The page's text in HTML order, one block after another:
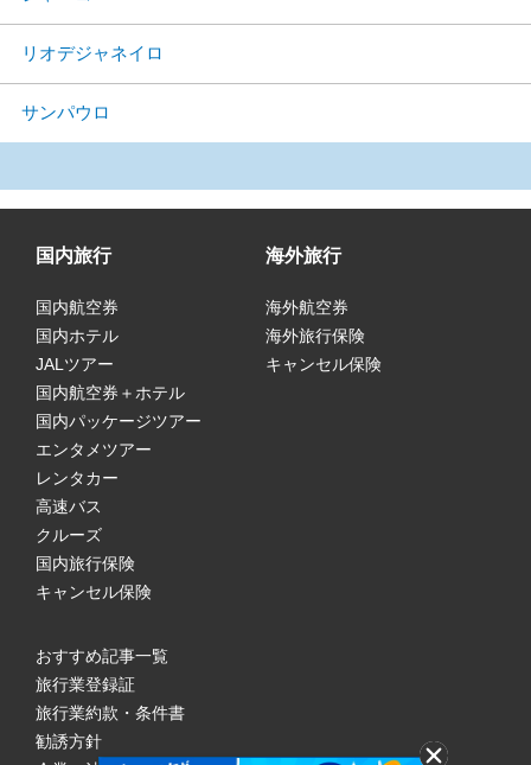
リオデジャネイロ
サンパウロ
国内旅行
国内航空券
国内ホテル
JALツアー
国内航空券＋ホテル
国内パッケージツアー
エンタメツアー
レンタカー
高速バス
クルーズ
国内旅行保険
キャンセル保険
海外旅行
海外航空券
海外旅行保険
キャンセル保険
おすすめ記事一覧
旅行業登録証
旅行業約款・条件書
勧誘方針